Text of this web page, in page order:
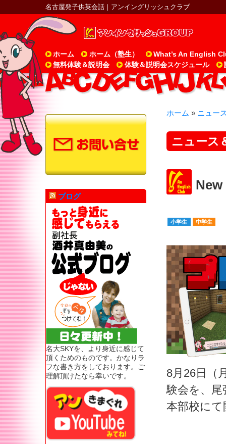
名古屋発子供英会話｜アンイングリッシュクラブ
ホーム ホーム（塾生）
What’s An English
無料体験＆説明会
体験＆説明会スケジュール
ブログ
名大SKYを、より身近に感じて
頂くためのものです。かなりラ
フな書き方をしております。ご
理解頂けたなら幸いです。
ホーム » ニュー
ニュース
小学生 中学生
8月26日（
験会を、尾
本部校に